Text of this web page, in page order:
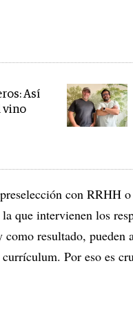
Así
vino
con RRHH
que intervienen los
resultado, pueden
Por eso es